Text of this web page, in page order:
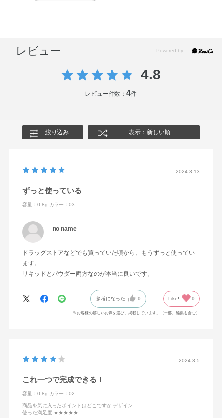
レビュー
4.8
レビュー件数：4件
絞り込み 表示：新しい順
2024.3.13
ずっと使っている
容量：0.8g カラー：03
no name
ドラッグストアなどでも買っていた頃から、もうずっと使ってい
ます。
リキッドとパウダー両方なのが本当に良いです。
参考になった 0 Like! 0
※お客様の嬉しいお声を選び、掲載しています。（一部、編集も含む）
2024.3.5
これ一つで完成できる！
容量：0.8g カラー：02
商品を気に入ったポイントはどこですか:デザイン
使った満足度:★★★★★